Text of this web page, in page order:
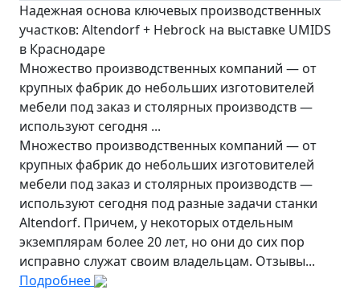
Надежная основа ключевых производственных
участков: Altendorf + Hebrock на выставке UMIDS
в Краснодаре
Множество производственных компаний — от
крупных фабрик до небольших изготовителей
мебели под заказ и столярных производств —
используют сегодня ...
Множество производственных компаний — от
крупных фабрик до небольших изготовителей
мебели под заказ и столярных производств —
используют сегодня под разные задачи станки
Altendorf. Причем, у некоторых отдельным
экземплярам более 20 лет, но они до сих пор
исправно служат своим владельцам. Отзывы...
Подробнее